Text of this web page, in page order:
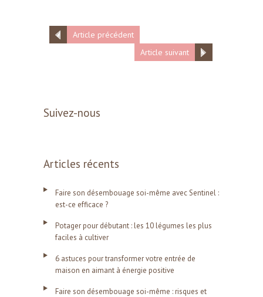
Article précédent
Article suivant
Suivez-nous
Articles récents
Faire son désembouage soi-même avec Sentinel :
est-ce efficace ?
Potager pour débutant : les 10 légumes les plus
faciles à cultiver
6 astuces pour transformer votre entrée de
maison en aimant à énergie positive
Faire son désembouage soi-même : risques et